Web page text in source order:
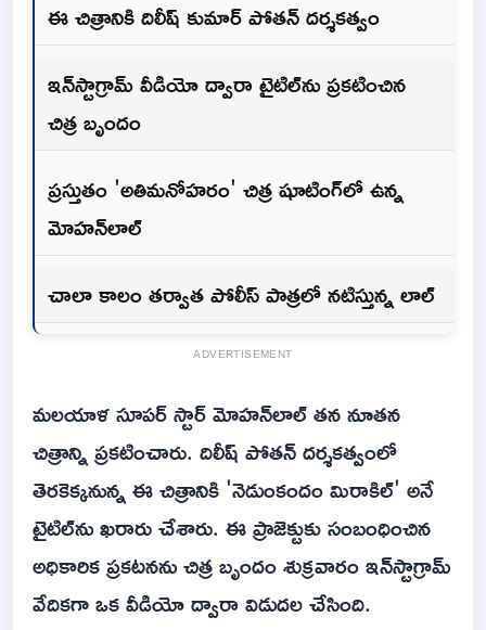
ఈ చిత్రానికి దిలీష్ కుమార్ పోతన్ దర్శకత్వం
ఇన్‌స్టాగ్రామ్ వీడియో ద్వారా టైటిల్‌ను ప్రకటించిన
చిత్ర బృందం
ప్రస్తుతం 'అతిమనోహరం' చిత్ర షూటింగ్‌లో ఉన్న
మోహన్‌లాల్
చాలా కాలం తర్వాత పోలీస్ పాత్రలో నటిస్తున్న లాల్
ADVERTISEMENT
మలయాళ సూపర్ స్టార్ మోహన్‌లాల్ తన నూతన
చిత్రాన్ని ప్రకటించారు. దిలీష్ పోతన్ దర్శకత్వంలో
తెరకెక్కనున్న ఈ చిత్రానికి 'నెడుంకందం మిరాకిల్' అనే
టైటిల్‌ను ఖరారు చేశారు. ఈ ప్రాజెక్టుకు సంబంధించిన
అధికారిక ప్రకటనను చిత్ర బృందం శుక్రవారం ఇన్‌స్టాగ్రామ్
వేదికగా ఒక వీడియో ద్వారా విడుదల చేసింది.